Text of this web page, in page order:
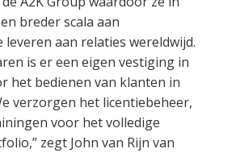
breder scala aan
aan relaties wereldwijd.
is er een eigen vestiging in
het bedienen van klanten in
verzorgen het licentiebeheer,
voor het volledige
zegt John van Rijn van